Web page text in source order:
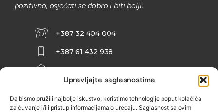
Upravljajte saglasnostima
Da bismo pružili najbolje iskustvo, koristimo tehnologije poput kolačića
za čuvanje i/ili pristup informacijama o uređaju. Saglasnost sa ovim
pozitivno, osjećati se dobro i biti bolji.
+387 32 404 004
+387 61 432 938
INFO@ZENIT.BA
ZENIČANKA, 3. SPRAT), 72000 ZENICA